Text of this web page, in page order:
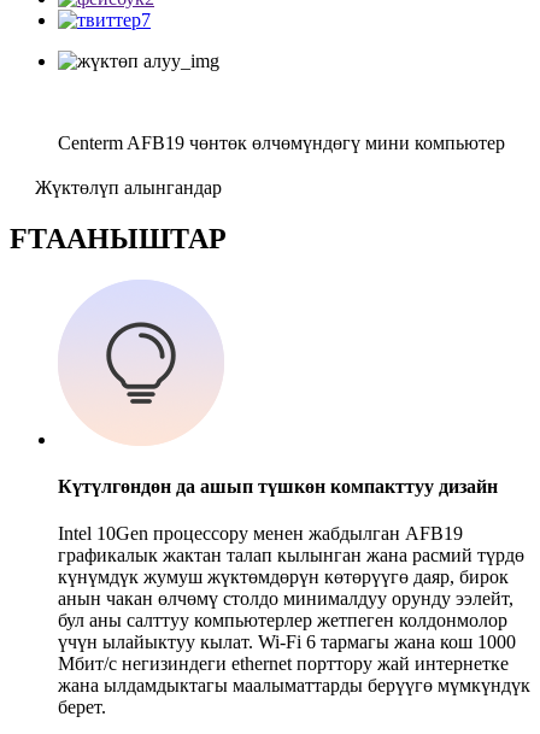
Centerm AFB19 чөнтөк өлчөмүндөгү мини компьютер
Жүктөлүп алынгандар
FТААНЫШТАР
Күтүлгөндөн да ашып түшкөн компакттуу дизайн
Intel 10Gen процессору менен жабдылган AFB19
графикалык жактан талап кылынган жана расмий түрдө
күнүмдүк жумуш жүктөмдөрүн көтөрүүгө даяр, бирок
анын чакан өлчөмү столдо минималдуу орунду ээлейт,
бул аны салттуу компьютерлер жетпеген колдонмолор
үчүн ылайыктуу кылат. Wi-Fi 6 тармагы жана кош 1000
Мбит/с негизиндеги ethernet порттору жай интернетке
жана ылдамдыктагы маалыматтарды берүүгө мүмкүндүк
берет.